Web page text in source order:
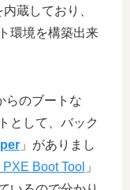
蔵しており、
環境を構築出来
らのブートな
として、バック
」がありまし
Boot Tool 」